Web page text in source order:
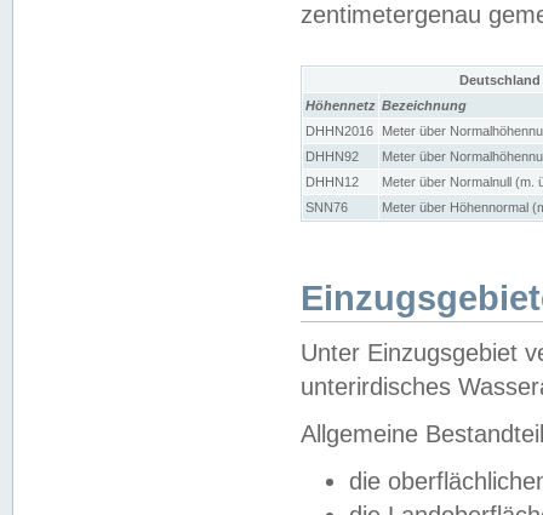
zentimetergenau
Höhennetz Bezeichnung
DHHN2016
Meter über
DHHN92
Meter über
DHHN12
Meter über Normalnull (m.
SNN76
Meter über Höhennormal
Unter Einzugsgebiet
unterirdisches
Allgemeine
die